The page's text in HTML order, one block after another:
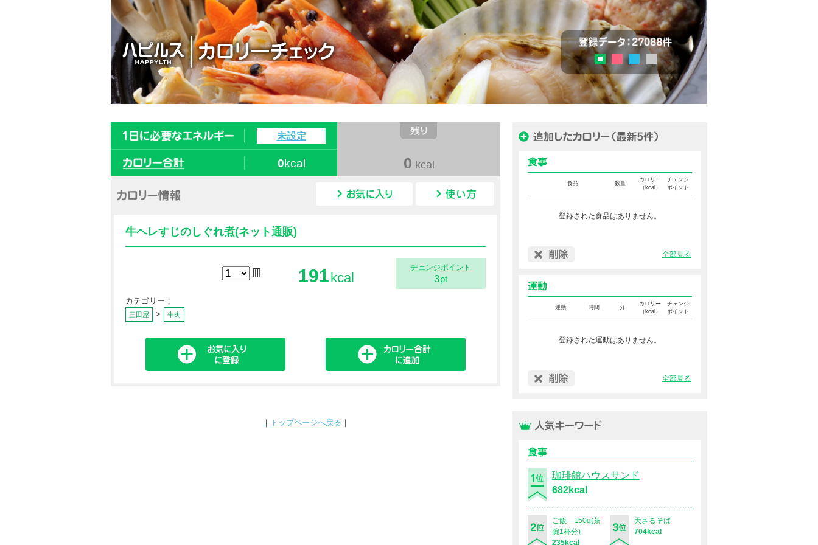
ハピルス カロリーチェック 登録データ：27036品目
ピンク ブルーグレー
食品 数量
カロリー
（kcal）
チェンジ
ポイント
登録された食品はありません。
全部見る
運動 時間 分
カロリー
（kcal）
チェンジ
ポイント
登録された運動はありません。
全部見る
珈琲館ハウスサンド
682kcal
ご飯 150g(茶
碗1杯分)
235kcal
天ざるそば
704kcal
未設定
0kcal 0 kcal
カロリー情報
牛ヘレすじのしぐれ煮(ネット通販)
皿 191kcal
チェンジポイント
3pt
カテゴリー：
三田屋 > 牛肉
｜ トップページへ戻る ｜